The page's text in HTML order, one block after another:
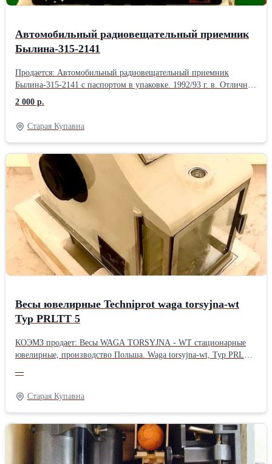
Автомобильный радиовещательный приемник
Былина-315-2141
Продается: Автомобильный радиовещательный приемник
Былина-315-2141 с паспортом в упаковке. 1992/93 г. в. Отлично
подходит при реставрации "Ретро" автомобилей и в ежедневном
использовании. Характеристики: Диапазон принимаемых частот
(волн) не уже: ДВ, кГц (м). СВ, кГц (м). КВ, МГц (м). УКВ,
МГц (м). Фото с паспортом красного цвета - 1992 год выпуска.
Цена 1800 рублей. Фото с паспортом зеленого цвета - 1993 год
выпуска. Цена - 2000 рублей. Все вопросы по телефону, фото на
сайте:
2 000 р.
Старая Купавна
Весы ювелирные Techniprot waga torsyjna-wt
Typ PRLTT 5
КОЭМЗ продает: Весы WAGA TORSYJNA - WT стационарные
ювелирные, производство Польша. Waga torsyjna-wt, Typ PRLTT
Цена деления шкалы, мг … 0,1. Точность измерения … ± одно
деление. Точность отсчета … 0,5 деления. Масса, кг … 8. Весы
новые, с консервации, в заводской упаковке. Год выпуска - 1977.
Подробности на сайте или по телефону:
—
Старая Купавна